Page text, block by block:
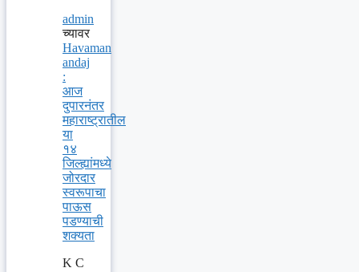
admin
च्यावर
Havaman
andaj
:
आज
दुपारनंतर
महाराष्ट्रातील
या
१४
जिल्ह्यांमध्ये
जोरदार
स्वरूपाचा
पाऊस
पडण्याची
शक्यता
K C